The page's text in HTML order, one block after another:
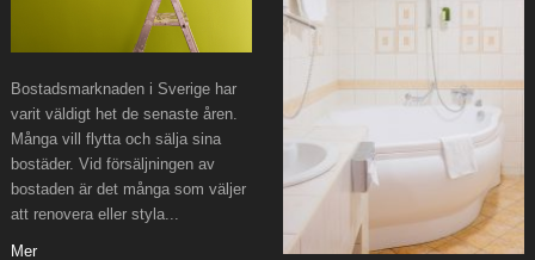
Bostadsmarknaden i Sverige har
varit väldigt het de senaste åren.
Många vill flytta och sälja sina
bostäder. Vid försäljningen av
bostaden är det många som väljer
att renovera eller styla...
Mer